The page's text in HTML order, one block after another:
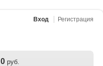
Вход Регистрация
0 руб.